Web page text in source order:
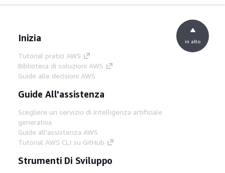
Inizia
Tutorial pratici AWS
Biblioteca di soluzioni AWS
Guide alle decisioni AWS
Guide All'assistenza
Scegliere un servizio di intelligenza artificiale
generativa
Guide all'assistenza AWS
Tutorial AWS CLI su GitHub
Strumenti Di Sviluppo
in alto